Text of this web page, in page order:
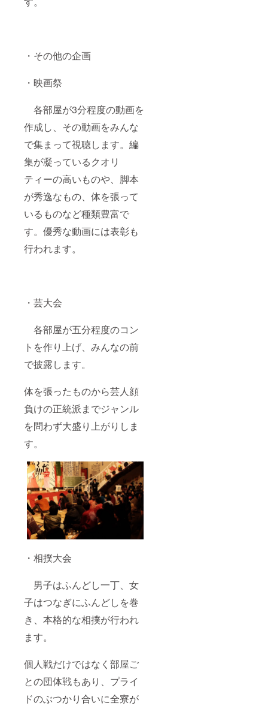
・その他の企画
・映画祭
各部屋が3分程度の動画を
作成し、その動画をみんな
で集まって視聴します。編
集が凝っているクオリ
ティーの高いものや、脚本
が秀逸なもの、体を張って
いるものなど種類豊富で
す。優秀な動画には表彰も
行われます。
・芸大会
各部屋が五分程度のコン
トを作り上げ、みんなの前
で披露します。
体を張ったものから芸人顔
負けの正統派までジャンル
を問わず大盛り上がりしま
す。
・相撲大会
男子はふんどし一丁、女
子はつなぎにふんどしを巻
き、本格的な相撲が行われ
ます。
個人戦だけではなく部屋ご
との団体戦もあり、プライ
ドのぶつかり合いに全寮が